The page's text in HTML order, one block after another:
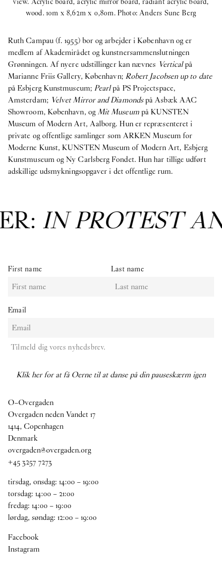
wood. 10m x 8,62m x 0,80m. Photo: Anders Sune Berg
Ruth Campau (f. 1955) bor og arbejder i København og er
medlem af Akademirådet og kunstnersammenslutningen
Grønningen. Af nyere udstillinger kan nævnes Verticalpå
Marianne Friis Gallery, København; Robert Jacobsen up to date
på Esbjerg Kunstmuseum; Pearlpå PS Projectspace,
Amsterdam; Velvet Mirror and Diamondspå Asbæk AAC
Showroom, København, ogMit Museumpå KUNSTEN
Museum of Modern Art, Aalborg. Hun er repræsenteret i
private og offentlige samlinger som ARKEN Museum for
Moderne Kunst, KUNSTEN Museum of Modern Art, Esbjerg
Kunstmuseum og Ny Carlsberg Fondet. Hun har tillige udført
adskillige udsmykningsopgaver i det offentlige rum.
IN PROTEST
First name Last name
Email
Tilmeld dig vores nyhedsbrev.
Klik her for at få Oerne til at danse på din pauseskærm igen
O–Overgaden
Overgaden neden Vandet 17
1414, Copenhagen
Denmark
overgaden@overgaden.org
+45 3257 7273
tirsdag, onsdag: 14:00–19:00
torsdag: 14:00–21:00
fredag: 14:00–19:00
lørdag, søndag: 12:00–19:00
Facebook
Instagram